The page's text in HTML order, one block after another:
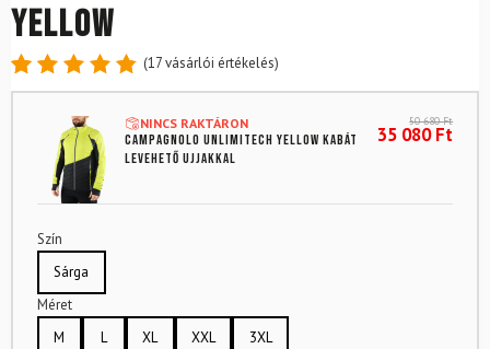
Yellow
Értékelés
az
5-ből,
17
értékelés
alapján
(17vásárlói értékelés)
NINCS RAKTÁRON
CAMPAGNOLO Unlimitech Yellow kabát
levehető ujjakkal
50 680Ft
35 080Ft
Szín
Sárga
Méret
M
L XL XXL 3XL